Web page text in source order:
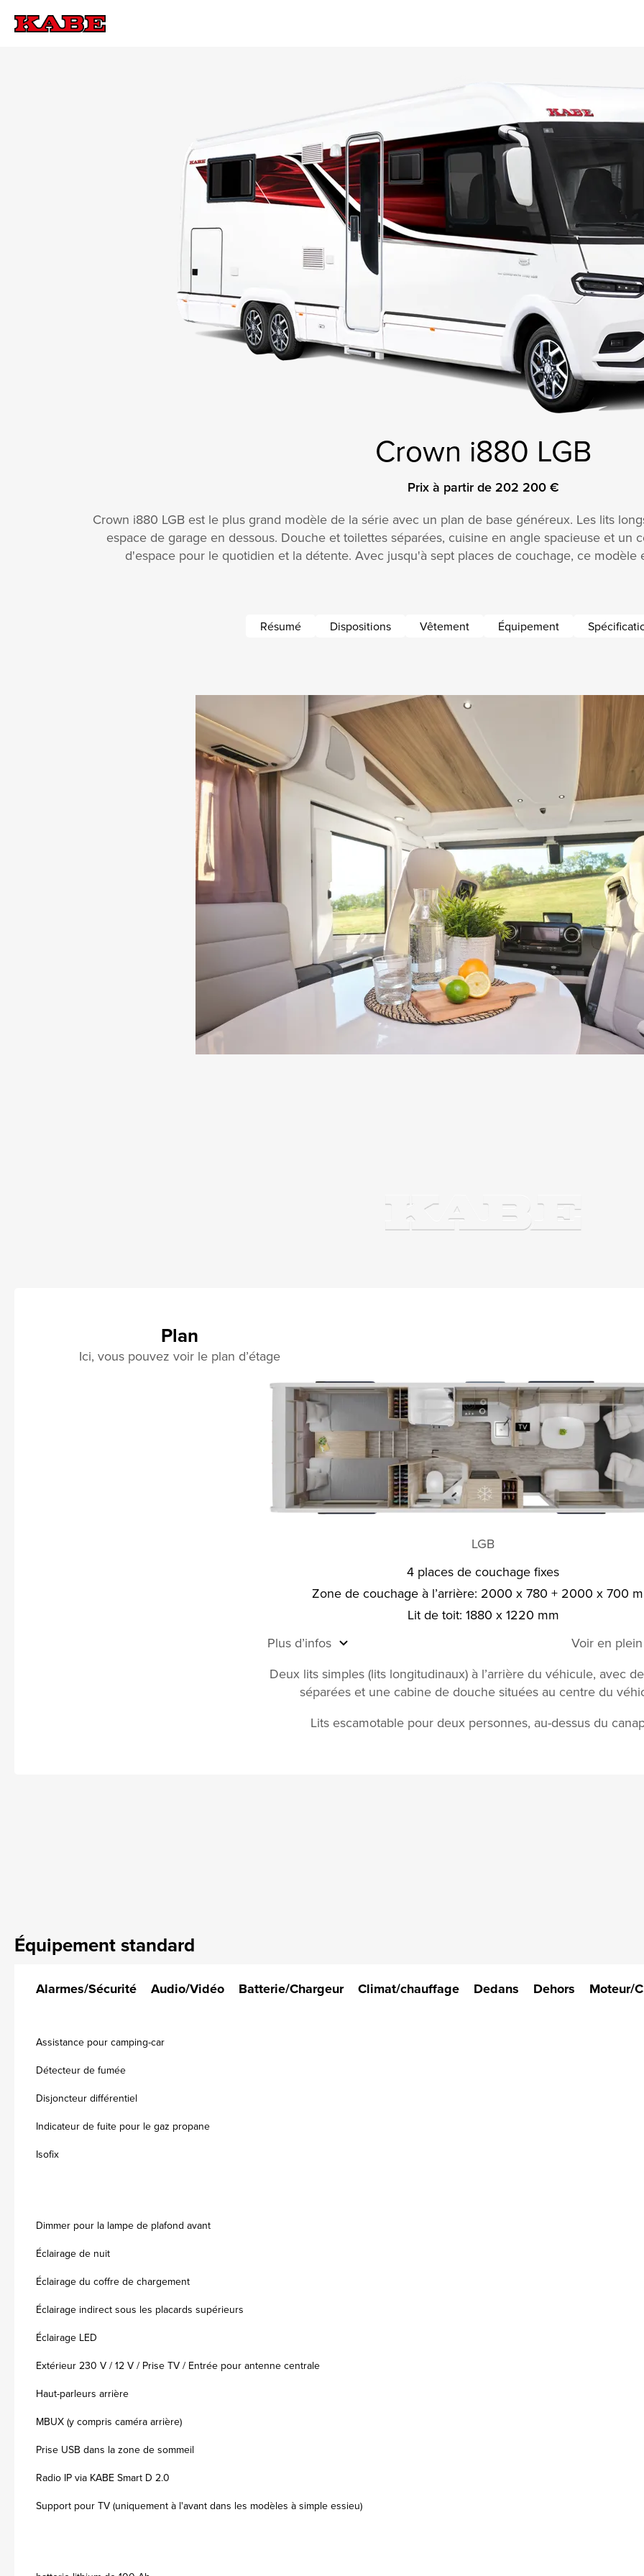
Crown i880 LGB
Prix à partir de 202 200 €
Crown i880 LGB est le plus grand modèle de la série avec un plan de base généreux. Les lits
espace de garage en dessous. Douche et toilettes séparées, cuisine en angle spacieuse et un
d'espace pour le quotidien et la détente. Avec jusqu'à sept places de couchage, ce modèle
Résumé Dispositions Vêtement Équipement
Plan
Ici, vous pouvez voir le plan d’étage
LGB
4 places de couchage fixes
Zone de couchage à l’arrière: 2000 x 780 + 2000 x 700
Lit de toit: 1880 x 1220 mm
Plus d’infos
Voir en
Deux lits simples (lits longitudinaux) à l’arrière du véhicule, avec
séparées et une cabine de douche situées au centre du
Lits escamotable pour deux personnes, au-dessus du
Équipement standard
Alarmes/Sécurité Audio/Vidéo Batterie/Chargeur Climat/chauffage Dedans Dehors Moteur/
Assistance pour camping-car
Détecteur de fumée
Disjoncteur différentiel
Indicateur de fuite pour le gaz propane
Isofix
Dimmer pour la lampe de plafond avant
Éclairage de nuit
Éclairage du coffre de chargement
Éclairage indirect sous les placards supérieurs
Éclairage LED
Extérieur 230 V / 12 V / Prise TV / Entrée pour antenne centrale
Haut-parleurs arrière
MBUX (y compris caméra arrière)
Prise USB dans la zone de sommeil
Radio IP via KABE Smart D 2.0
Support pour TV (uniquement à l'avant dans les modèles à simple essieu)